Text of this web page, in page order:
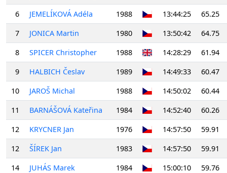
6
JEMELÍKOVÁ Adéla 1988 13:44:25
65.25
7
JONICA Martin 1980 13:50:42
64.75
8
SPICER Christopher 1988 14:28:29
61.94
9
HALBICH Česlav 1989 14:49:33
60.47
10
JAROŠ Michal 1988 14:50:02
60.44
11
BARNÁŠOVÁ Kateřina 1984 14:52:40
60.26
12
KRYCNER Jan 1976 14:57:50
59.91
12
ŠÍREK Jan 1983 14:57:50
59.91
14
JUHÁS Marek 1984 15:00:10
59.76